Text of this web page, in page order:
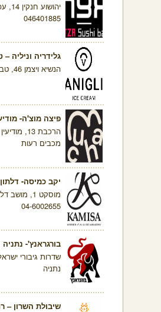
יהושוע חנקין 14, עפולה
046401885
גלידריה וניליה –
הנשיא ויצמן 46, טבריה
פיצה מוצ'ה-
הרכבת 13, מודיעין
מכבים רעות
יקב כמיסה- דלתון
מוסקט 1, מושב דלתון
04-6002655
בורגראנץ'- נתניה
שדרות גיבורי
נתניה
שיבולת השרון –